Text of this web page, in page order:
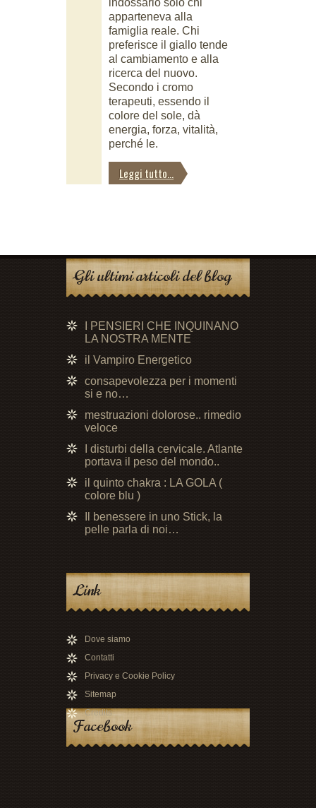
apparteneva alla
famiglia reale. Chi
preferisce il giallo tende
al cambiamento e alla
ricerca del nuovo.
Secondo i cromo
terapeuti, essendo il
colore del sole, dà
energia, forza, vitalità,
perché le.
Leggi tutto...
Gli ultimi articoli del blog
I PENSIERI CHE INQUINANO
LA NOSTRA MENTE
il Vampiro Energetico
consapevolezza per i momenti
si e no…
mestruazioni dolorose.. rimedio
veloce
I disturbi della cervicale. Atlante
portava il peso del mondo..
il quinto chakra : LA GOLA (
colore blu )
Il benessere in uno Stick, la
pelle parla di noi…
Link
Dove siamo
Contatti
Privacy e Cookie Policy
Sitemap
Credits
Facebook